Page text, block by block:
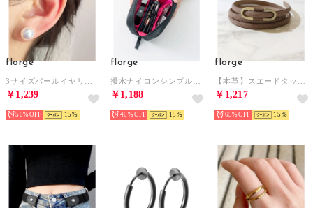
florge
￥1,239
50% 15
florge
￥1,188
40% 15
florge
￥1,217
65% 15